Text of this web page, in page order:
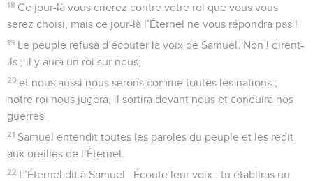
18 Ce jour-là vous crierez contre votre roi que vous vous
serez choisi, mais ce jour-là l’Éternel ne vous répondra pas !
19 Le peuple refusa d’écouter la voix de Samuel. Non ! dirent-
ils ; il y aura un roi sur nous,
20 et nous aussi nous serons comme toutes les nations ;
notre roi nous jugera, il sortira devant nous et conduira nos
guerres.
21 Samuel entendit toutes les paroles du peuple et les redit
aux oreilles de l’Éternel.
22 L’Éternel dit à Samuel : Écoute leur voix : tu établiras un